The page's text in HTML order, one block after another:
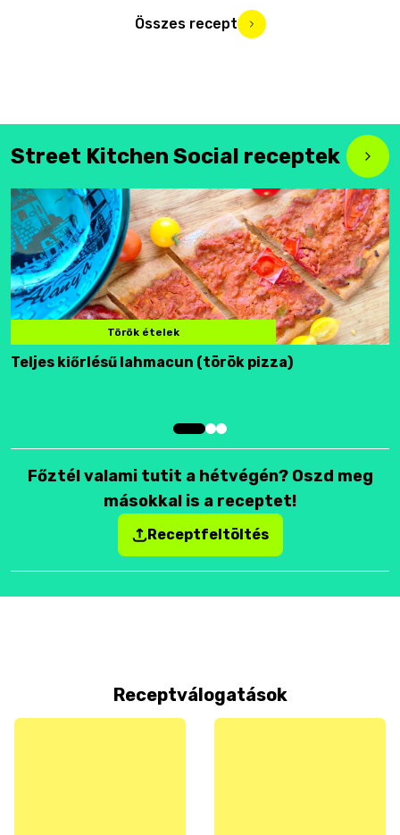
Összes recept
Street Kitchen Social receptek
Török ételek
Teljes kiőrlésű lahmacun (török pizza)
Főztél valami tutit a hétvégén? Oszd meg
másokkal is a receptet!
Receptfeltöltés
Receptválogatások